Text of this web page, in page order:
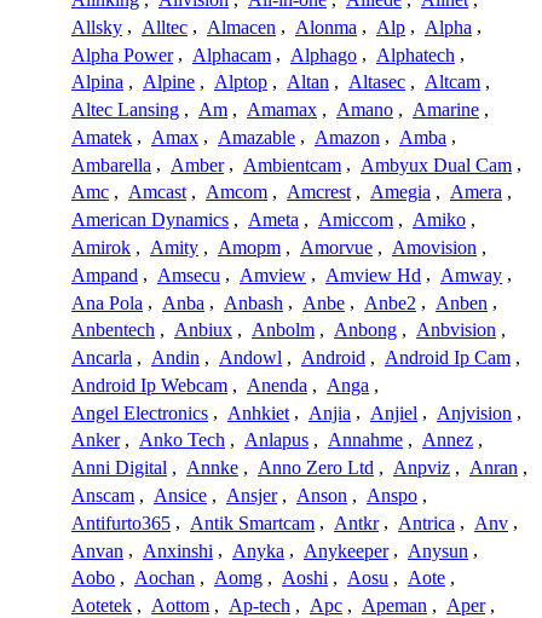
Allsky , Alltec , Almacen , Alonma , Alp , Alpha ,
Alpha Power , Alphacam , Alphago , Alphatech ,
Alpina , Alpine , Alptop , Altan , Altasec , Altcam ,
Altec Lansing , Am , Amamax , Amano , Amarine ,
Amatek , Amax , Amazable , Amazon , Amba ,
Ambarella , Amber , Ambientcam , Ambyux Dual Cam ,
Amc , Amcast , Amcom , Amcrest , Amegia , Amera ,
American Dynamics , Ameta , Amiccom , Amiko ,
Amirok , Amity , Amopm , Amorvue , Amovision ,
Ampand , Amsecu , Amview , Amview Hd , Amway ,
Ana Pola , Anba , Anbash , Anbe , Anbe2 , Anben ,
Anbentech , Anbiux , Anbolm , Anbong , Anbvision ,
Ancarla , Andin , Andowl , Android , Android Ip Cam ,
Android Ip Webcam , Anenda , Anga ,
Angel Electronics , Anhkiet , Anjia , Anjiel , Anjvision ,
Anker , Anko Tech , Anlapus , Annahme , Annez ,
Anni Digital , Annke , Anno Zero Ltd , Anpviz , Anran ,
Anscam , Ansice , Ansjer , Anson , Anspo ,
Antifurto365 , Antik Smartcam , Antkr , Antrica , Anv ,
Anvan , Anxinshi , Anyka , Anykeeper , Anysun ,
Aobo , Aochan , Aomg , Aoshi , Aosu , Aote ,
Aotetek , Aottom , Ap-tech , Apc , Apeman , Aper ,